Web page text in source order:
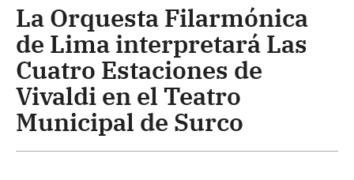
La Orquesta Filarmónica
de Lima interpretará Las
Cuatro Estaciones de
Vivaldi en el Teatro
Municipal de Surco